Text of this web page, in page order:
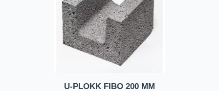
U-PLOKK FIBO 200 MM